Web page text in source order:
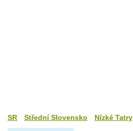
SR Střední Slovensko Nízké Tatry